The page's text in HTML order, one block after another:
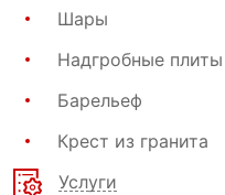
Шары
Надгробные плиты
Барельеф
Крест из гранита
Услуги